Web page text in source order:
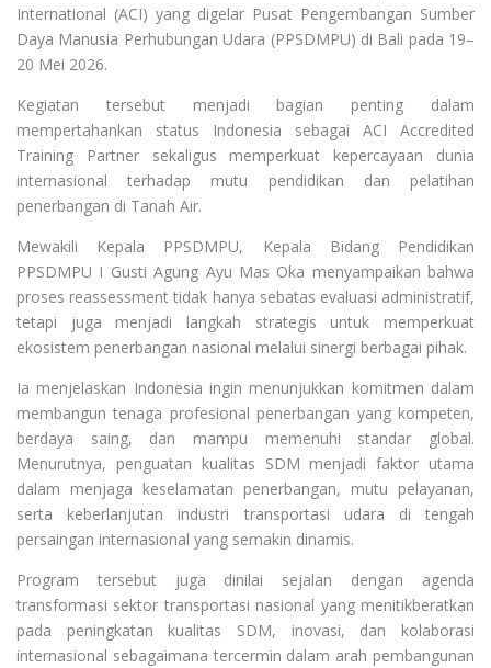
International (ACI) yang digelar Pusat Pengembangan Sumber
Daya Manusia Perhubungan Udara (PPSDMPU) di Bali pada 19–
20 Mei 2026.
Kegiatan tersebut menjadi bagian penting dalam
mempertahankan status Indonesia sebagai ACI Accredited
Training Partner sekaligus memperkuat kepercayaan dunia
internasional terhadap mutu pendidikan dan pelatihan
penerbangan di Tanah Air.
Mewakili Kepala PPSDMPU, Kepala Bidang Pendidikan
PPSDMPU I Gusti Agung Ayu Mas Oka menyampaikan bahwa
proses reassessment tidak hanya sebatas evaluasi administratif,
tetapi juga menjadi langkah strategis untuk memperkuat
ekosistem penerbangan nasional melalui sinergi berbagai pihak.
Ia menjelaskan Indonesia ingin menunjukkan komitmen dalam
membangun tenaga profesional penerbangan yang kompeten,
berdaya saing, dan mampu memenuhi standar global.
Menurutnya, penguatan kualitas SDM menjadi faktor utama
dalam menjaga keselamatan penerbangan, mutu pelayanan,
serta keberlanjutan industri transportasi udara di tengah
persaingan internasional yang semakin dinamis.
Program tersebut juga dinilai sejalan dengan agenda
transformasi sektor transportasi nasional yang menitikberatkan
pada peningkatan kualitas SDM, inovasi, dan kolaborasi
internasional sebagaimana tercermin dalam arah pembangunan